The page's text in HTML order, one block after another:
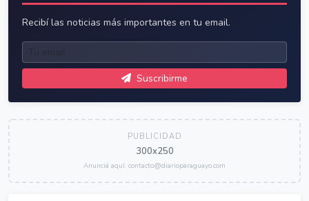
Recibí las noticias más importantes en tu email.
Suscribirme
PUBLICIDAD
300x250
Anunciá aquí: contacto@diarioparaguayo.com